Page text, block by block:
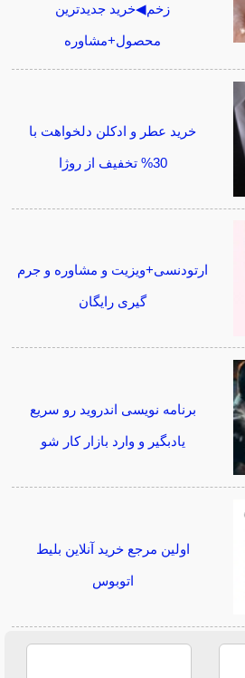
زخم◀خرید جدیدترین
محصول+مشاوره
خرید عطر و ادکلن دلخواهت با
30% تخفیف از روژا
ارتودنسی+ویزیت و مشاوره و جرم
گیری رایگان
برنامه نویسی اندروید رو سریع
یادبگیر و وارد بازار کار شو
اولین مرجع خرید آنلاین بلیط
اتوبوس